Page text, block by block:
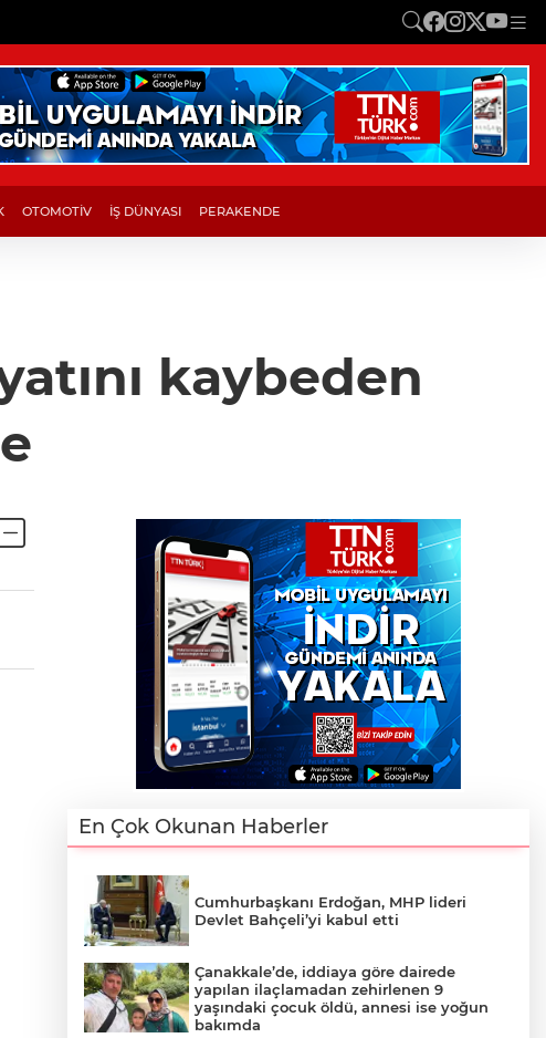
OTOMOTİV İŞ DÜNYASI PERAKENDE
kaybeden
En Çok Okunan Haberler
Cumhurbaşkanı Erdoğan, MHP lideri
Devlet Bahçeli’yi kabul etti
Çanakkale’de, iddiaya göre dairede
yapılan ilaçlamadan zehirlenen 9
yaşındaki çocuk öldü, annesi ise yoğun
bakımda